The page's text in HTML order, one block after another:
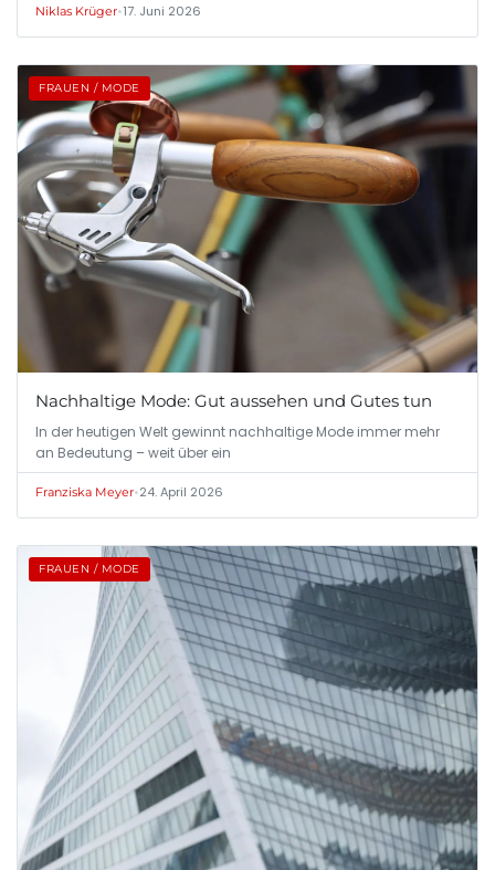
Niklas Krüger•17. Juni 2026
FRAUEN / MODE
Nachhaltige Mode: Gut aussehen und Gutes tun
In der heutigen Welt gewinnt nachhaltige Mode immer mehr
an Bedeutung – weit über ein
Franziska Meyer•24. April 2026
FRAUEN / MODE